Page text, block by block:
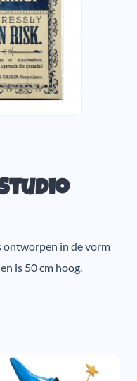
ontworpen in de vorm
is 50 cm hoog.